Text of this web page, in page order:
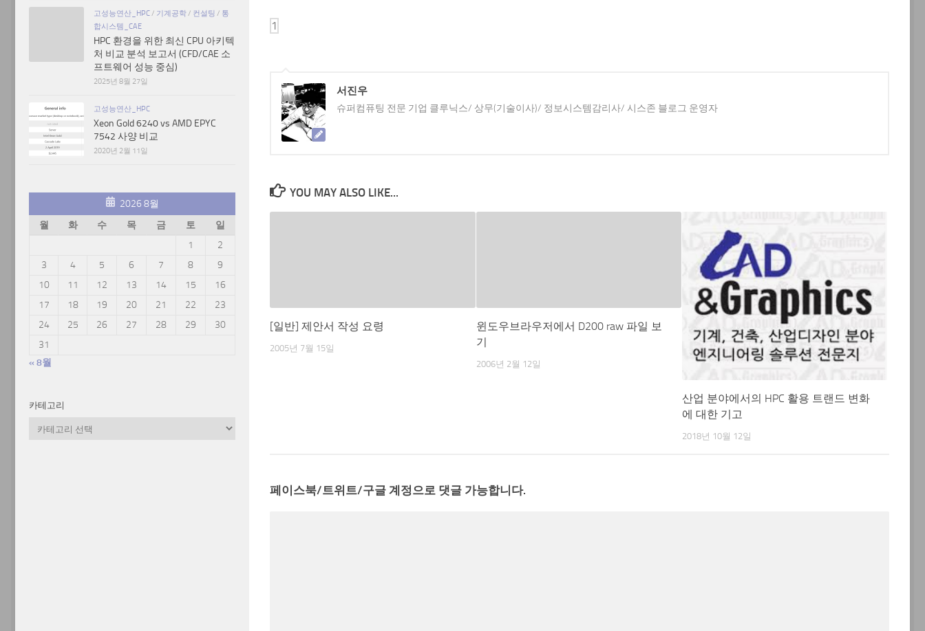
서진우
슈퍼컴퓨팅 전문 기업 클루닉스/ 상무(기술이사)/ 정보시스템감리사/ 시스존 블로그 운영자
YOU MAY ALSO LIKE...
[일반] 제안서 작성 요령
2005년 7월 15일
윈도우브라우저에서 D200 raw 파일 보
기
2006년 2월 12일
산업 분야에서의 HPC 활용 트랜드 변화
에 대한 기고
2018년 10월 12일
페이스북/트위트/구글 계정으로 댓글 가능합니다.
고성능연산_HPC/ 기계공학/ 컨설팅 / 통
합시스템_CAE
HPC 환경을 위한 최신 CPU 아키텍
처 비교 분석 보고서 (CFD/CAE 소
프트웨어 성능 중심)
2025년 8월 27일
고성능연산_HPC
Xeon Gold 6240 vs AMD EPYC
7542 사양 비교
2020년 2월 11일
2026 8월
월
화 수 목 금 토
일
1
2
3
4 5 6 7 8
9
10
11 12 13 14 15
16
17
18 19 20 21 22
23
24
25 26 27 28 29
30
31
« 8월
카테고리